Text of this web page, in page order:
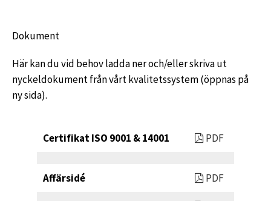
Dokument
Här kan du vid behov ladda ner och/eller skriva ut
nyckeldokument från vårt kvalitetssystem (öppnas på
ny sida).
Certifikat ISO 9001 & 14001 PDF
Affärsidé PDF